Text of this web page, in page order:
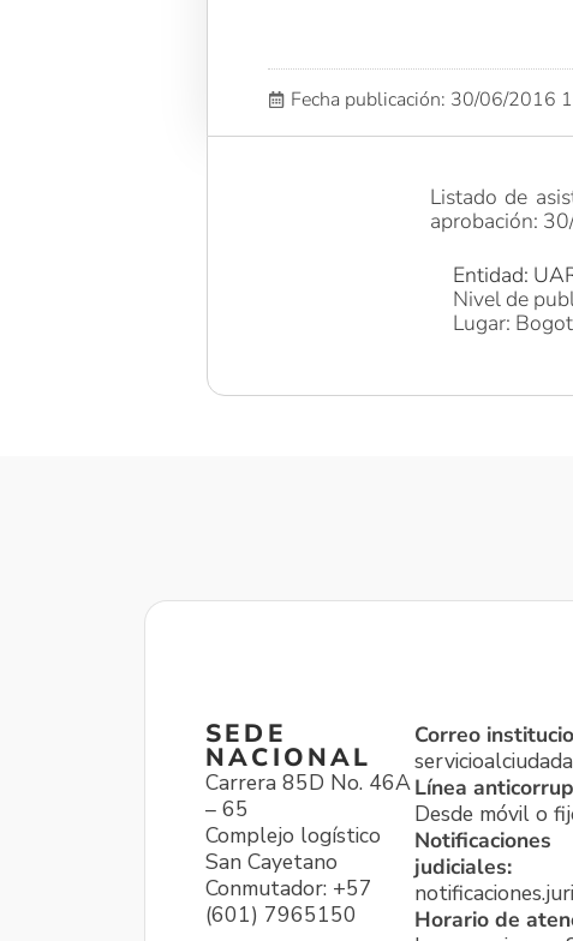
Fecha publicación: 30/06/2016
Listado de
aprobación:
Entidad:
Nivel de
Lugar:
SEDE
NACIONAL
Carrera 85D No. 46A
– 65
Complejo logístico
San Cayetano
Conmutador: +57
(601) 7965150
Correo
Línea
Desde móvil o
Notificaciones
judiciales:
Horario de